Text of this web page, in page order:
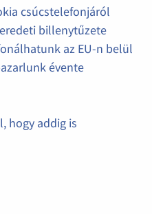
csúcstelefonjáról
billenytűzete
az EU-n belül
évente
hogy addig is